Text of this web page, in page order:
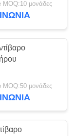
MOQ:10 μονάδες
MOQ:50 μονάδες